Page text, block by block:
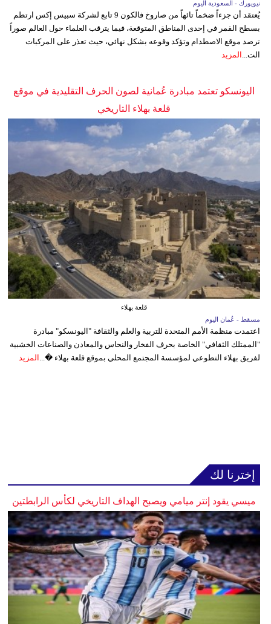
نيويورك - السعودية اليوم
يُعتقد أن جزءاً ضخماً تائهاً من صاروخ فالكون 9 تابع لشركة سبيس إكس ارتطم
بسطح القمر في إحدى المناطق المتوقعة، فيما يترقب العلماء حول العالم صوراً
ترصد موقع الاصطدام وتؤكد وقوعه بشكل نهائي، حيث تعذر على المركبات
الت... المزيد
اليونسكو تعتمد مبادرة عُمانية لصون الحرف التقليدية في موقع
قلعة بهلاء التاريخي
قلعة بهلاء
مسقط - عُمان اليوم
اعتمدت منظمة الأمم المتحدة للتربية والعلم والثقافة "اليونسكو" مبادرة
"الممتلك الثقافي" الخاصة بحرف الفخار والنحاس والمعادن والصناعات الخشبية
لفريق بهلاء التطوعي لمؤسسة المجتمع المحلي بموقع قلعة بهلاء �... المزيد
إخترنا لك
ميسي يقود إنتر ميامي ويصبح الهداف التاريخي لكأس الرابطتين